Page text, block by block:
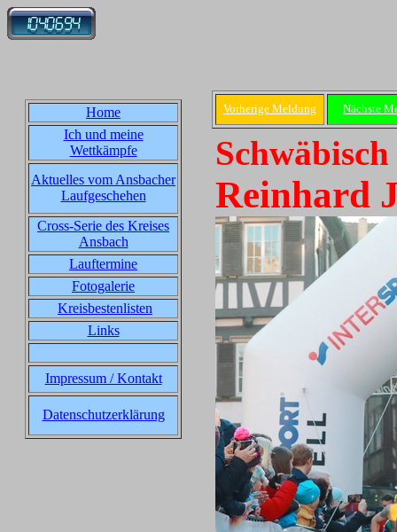
Home
Ich und meine
Wettkämpfe
Aktuelles vom Ansbacher
Laufgeschehen
Cross-Serie des Kreises
Ansbach
Lauftermine
Fotogalerie
Kreisbestenlisten
Links
Impressum / Kontakt
Datenschutzerklärung
Vorherige Meldung Nächste
Reinhard